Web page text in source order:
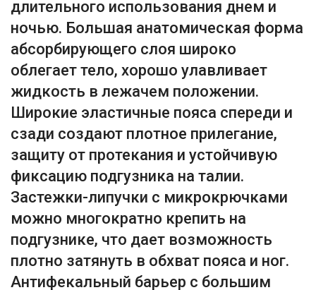
длительного использования днем и
ночью. Большая анатомическая форма
абсорбирующего слоя широко
облегает тело, хорошо улавливает
жидкость в лежачем положении.
Широкие эластичные пояса спереди и
сзади создают плотное прилегание,
защиту от протекания и устойчивую
фиксацию подгузника на талии.
Застежки-липучки с микрокрючками
можно многократно крепить на
подгузнике, что дает возможность
плотно затянуть в обхват пояса и ног.
Антифекальный барьер с большим